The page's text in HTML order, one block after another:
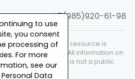
+7(985)920-61-98
A link to the resource is
of site materials. All information on
purposes only and is not a public
to use
you consent
processing of
For more
see our
Personal Data